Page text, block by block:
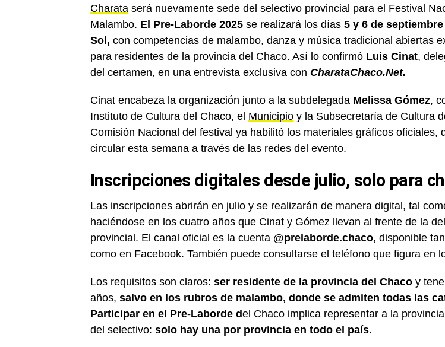
Charata será nuevamente sede del selectivo provincial para el Festival
Malambo. El Pre-Laborde 2025 se realizará los días 5 y 6 de septiembre
Sol, con competencias de malambo, danza y música tradicional abiertas
para residentes de la provincia del Chaco. Así lo confirmó Luis Cinat,
del certamen, en una entrevista exclusiva con CharataChaco.Net.
Cinat encabeza la organización junto a la subdelegada Melissa Gómez,
Instituto de Cultura del Chaco, el Municipio y la Subsecretaría de Cultura
Comisión Nacional del festival ya habilitó los materiales gráficos oficiales,
circular esta semana a través de las redes del evento.
Inscripciones digitales desde julio, solo para
Las inscripciones abrirán en julio y se realizarán de manera digital, tal
haciéndose en los cuatro años que Cinat y Gómez llevan al frente de la
provincial. El canal oficial es la cuenta @prelaborde.chaco, disponible
como en Facebook. También puede consultarse el teléfono que figura en
Los requisitos son claros: ser residente de la provincia del Chaco y
años, salvo en los rubros de malambo, donde se admiten todas las
Participar en el Pre-Laborde del Chaco implica representar a la
del selectivo: solo hay una por provincia en todo el país.